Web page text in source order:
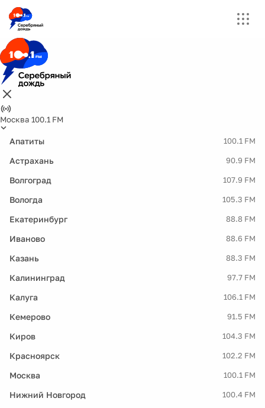
Москва 100.1 FM
Апатиты 100.1 FM
Астрахань 90.9 FM
Волгоград 107.9 FM
Вологда 105.3 FM
Екатеринбург 88.8 FM
Иваново 88.6 FM
Казань 88.3 FM
Калининград 97.7 FM
Калуга 106.1 FM
Кемерово 91.5 FM
Киров 104.3 FM
Красноярск 102.2 FM
Москва 100.1 FM
Нижний Новгород 100.4 FM